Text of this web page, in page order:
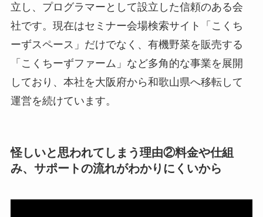
立し、プログラマーとして設立した信頼のある会
社です。現在はセミナー会場検索サイト「こくち
ーずスペース」だけでなく、有機野菜を販売する
「こくちーずファーム」など多角的な事業を展開
しており、本社を大阪府から和歌山県へ移転して
運営を続けています。
怪しいと思われてしまう理由②料金や仕組
み、サポートの流れがわかりにくいから